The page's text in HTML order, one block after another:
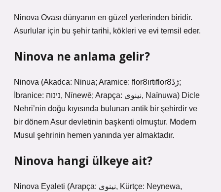
Ninova Ovası dünyanın en güzel yerlerinden biridir.
Asurlular için bu şehir tarihi, kökleri ve evi temsil eder.
Ninova ne anlama gelir?
Ninova (Akadca: Ninua; Aramice: florȢırtıflorȢژڐ;
İbranice: נינוה, Nīnewē; Arapça: نينوى, Naīnuwa) Dicle
Nehri’nin doğu kıyısında bulunan antik bir şehirdir ve
bir dönem Asur devletinin başkenti olmuştur. Modern
Musul şehrinin hemen yanında yer almaktadır.
Ninova hangi ülkeye ait?
Ninova Eyaleti (Arapça: نینوى‎, Kürtçe: Neynewa,